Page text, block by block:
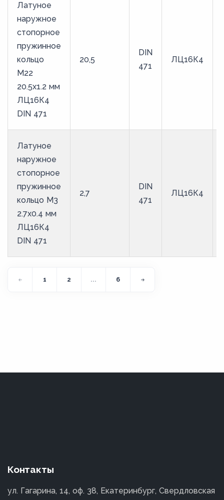
Латуное
наружное
стопорное
пружинное
кольцо
M22
20.5х1.2 мм
ЛЦ16К4
DIN 471
20,5
DIN
471
ЛЦ16К4
Латуное
наружное
стопорное
пружинное
кольцо M3
2.7х0.4 мм
ЛЦ16К4
DIN 471
2,7
DIN
471
ЛЦ16К4
1 2 ... 6
Контакты
ул. Гагарина, 14, оф. 38, Екатеринбург, Свердловская